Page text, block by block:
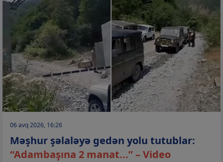
06 avq 2026, 16:26
Məşhur şəlaləyə gedən yolu tutublar:
“Adambaşına 2 manat...” – Video